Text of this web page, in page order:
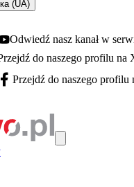
(UA)
- otwiera się w nowej karcie
Odwiedź nasz kanał w
się w nowej karcie
do naszego profilu
Facebook - otwiera się w nowej karcie
Przejdź do naszego profilu